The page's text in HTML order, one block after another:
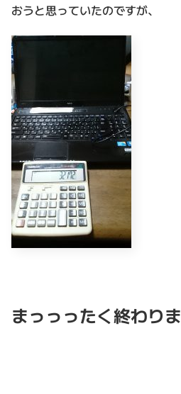
おうと思っていたのですが、
まっっったく終わりま